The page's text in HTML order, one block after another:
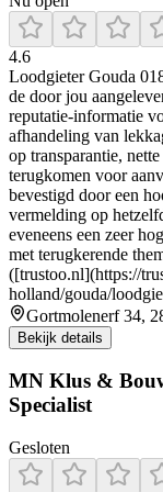
4.6
Loodgieter Gouda
de door jou
reputatie-informatie
afhandeling van
op transparantie,
terugkomen voor
bevestigd door een
vermelding op
eveneens een zeer
met terugkerende
([trustoo.nl](https://
holland/gouda/
Gortmolenerf 34,
Bekijk details
MN Klus &
Specialist
Gesloten